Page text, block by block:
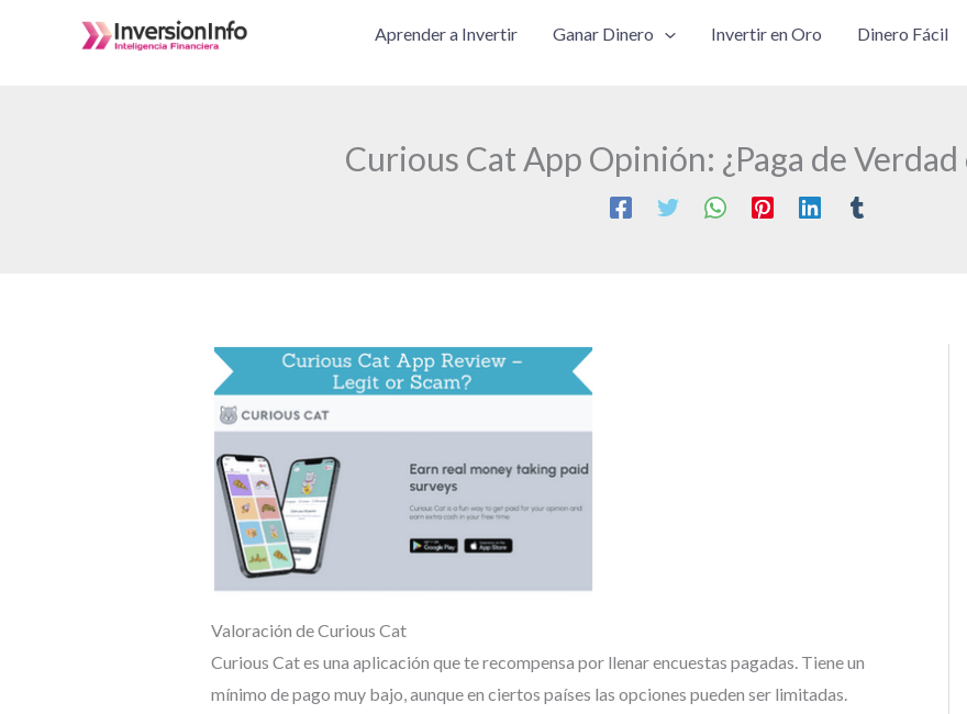
Aprender a Invertir Ganar Dinero Invertir en Oro Dinero Fácil
Curious Cat App Opinión: ¿Paga de Verdad
Valoración de Curious Cat
Curious Cat es una aplicación que te recompensa por llenar encuestas pagadas. Tiene un
mínimo de pago muy bajo, aunque en ciertos países las opciones pueden ser limitadas.